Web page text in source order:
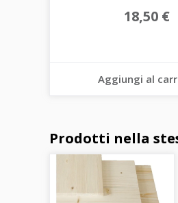
18,50 €
Aggiungi al
Prodotti nella